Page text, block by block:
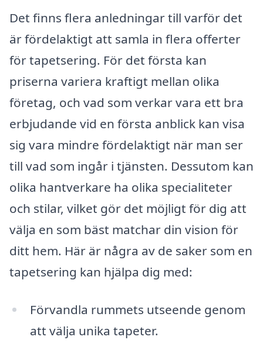
Det finns flera anledningar till varför det
är fördelaktigt att samla in flera offerter
för tapetsering. För det första kan
priserna variera kraftigt mellan olika
företag, och vad som verkar vara ett bra
erbjudande vid en första anblick kan visa
sig vara mindre fördelaktigt när man ser
till vad som ingår i tjänsten. Dessutom kan
olika hantverkare ha olika specialiteter
och stilar, vilket gör det möjligt för dig att
välja en som bäst matchar din vision för
ditt hem. Här är några av de saker som en
tapetsering kan hjälpa dig med:
Förvandla rummets utseende genom
att välja unika tapeter.